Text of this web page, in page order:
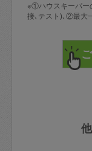
※①ハウスキーパー
接､テスト)､②最大